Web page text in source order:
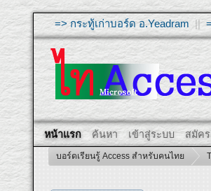
=> กระทู้เก่าบอร์ด อ.Yeadram ||
หน้าแรก ค้นหา เข้าสู่ระบบ สมัค
บอร์ดเรียนรู้ Access สำหรับคนไทย